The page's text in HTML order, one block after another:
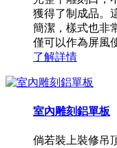
獲得了制成品。
簡潔，樣式也非
僅可以作為屏風
了解詳情
室內雕刻鋁單板
倘若裝上裝修吊